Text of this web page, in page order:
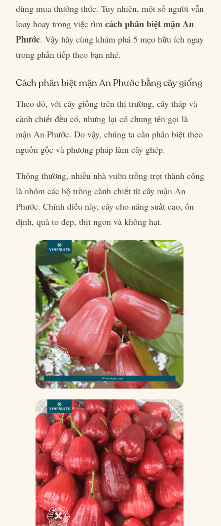
dùng mua thưởng thức. Tuy nhiên, một số người vẫn
loay hoay trong việc tìm cách phân biệt mận An
Phước. Vậy hãy cùng khám phá 5 mẹo hữu ích ngay
trong phần tiếp theo bạn nhé.
Cách phân biệt mận An Phước bằng cây giống
Theo đó, với cây giống trên thị trường, cây tháp và
cành chiết đều có, nhưng lại có chung tên gọi là
mận An Phước. Do vậy, chúng ta cần phân biệt theo
nguồn gốc và phương pháp làm cây ghép.
Thông thường, nhiều nhà vườn trồng trọt thành công
là nhóm các hộ trồng cành chiết từ cây mận An
Phước. Chính điều này, cây cho năng suất cao, ổn
định, quả to đẹp, thịt ngon và không hạt.